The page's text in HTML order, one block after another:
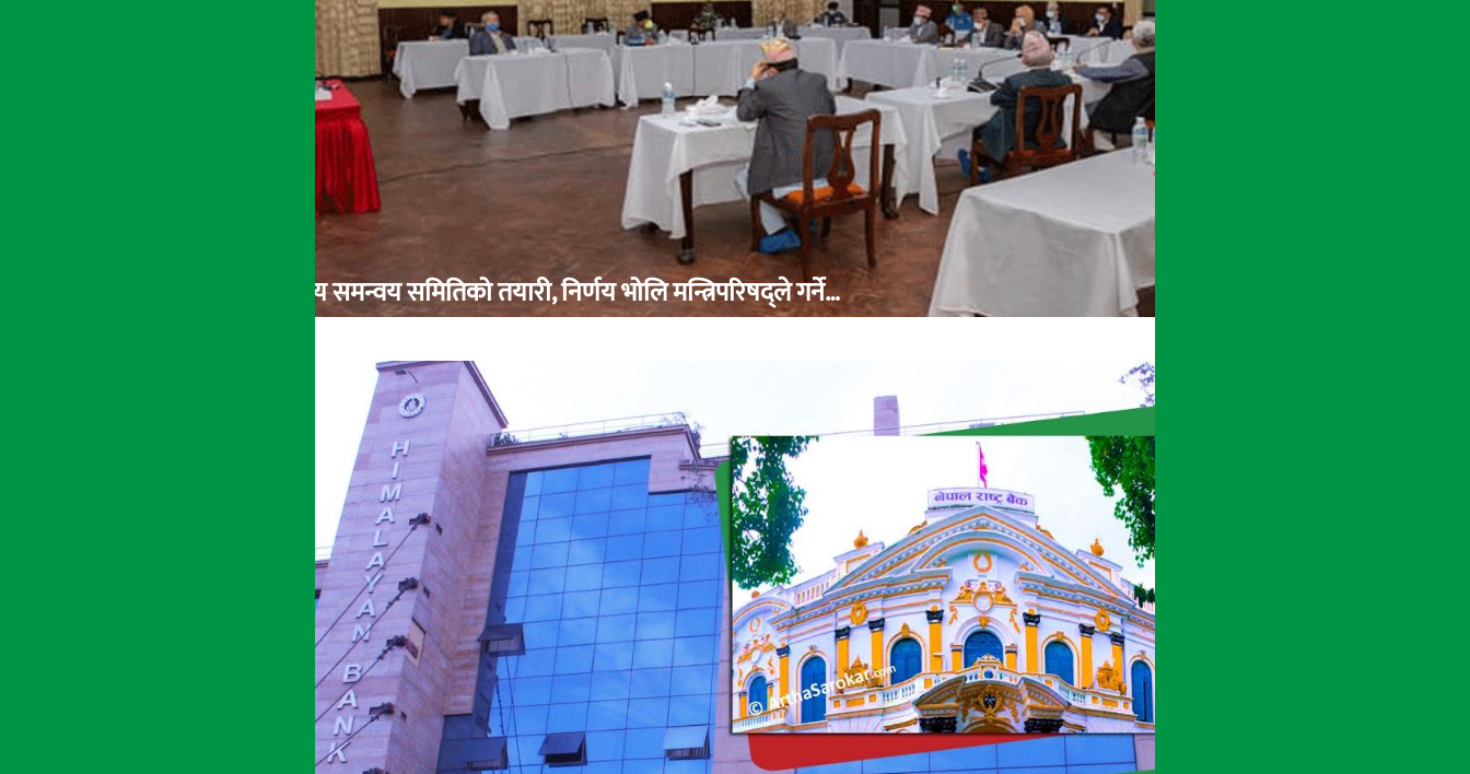
पुन: लकडाउन लम्ब्याउने उच्चस्तरीय समन्वय समितिको तयारी, निर्णय भोलि मन्त्रिपरिषद्ले गर्ने…